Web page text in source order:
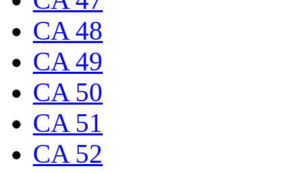
CA 48
CA 49
CA 50
CA 51
CA 52